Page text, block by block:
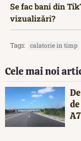
Se fac bani din
vizualizări?
Tags: calatorie in timp
Cele mai noi